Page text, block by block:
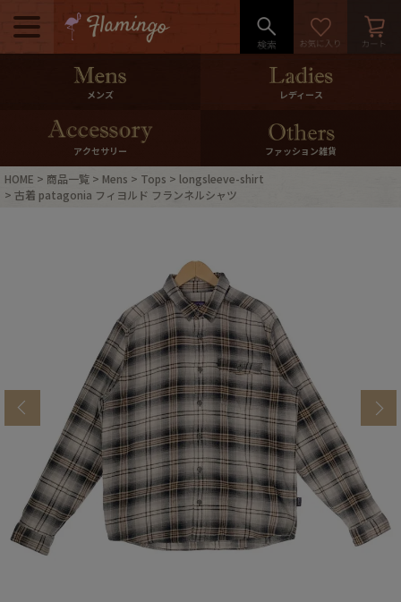
メニュー
500pt＆10％Offクーポンプレゼン
10％0ffクーポンプレゼント
ログイン・会員登録 LINE ID連携
International Shipping
特集一覧
ブランドから探す スタッフコーディネート
年代から探す 古着卸DOCK
メンズ商品カテゴリーから探す
メンズ レディース
アクセサリー ファッション雑貨
HOME 商品一覧 Mens Tops
longsleeve-shirt
古着 patagonia フィヨルド フランネルシャツ